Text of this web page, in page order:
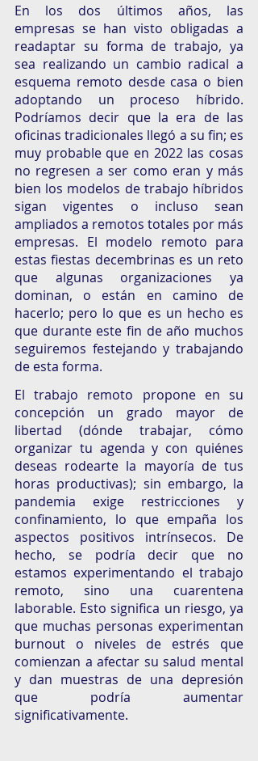
En los dos últimos años, las
empresas se han visto obligadas a
readaptar su forma de trabajo, ya
sea realizando un cambio radical a
esquema remoto desde casa o bien
adoptando un proceso híbrido.
Podríamos decir que la era de las
oficinas tradicionales llegó a su fin; es
muy probable que en 2022 las cosas
no regresen a ser como eran y más
bien los modelos de trabajo híbridos
sigan vigentes o incluso sean
ampliados a remotos totales por más
empresas. El modelo remoto para
estas fiestas decembrinas es un reto
que algunas organizaciones ya
dominan, o están en camino de
hacerlo; pero lo que es un hecho es
que durante este fin de año muchos
seguiremos festejando y trabajando
de esta forma.
El trabajo remoto propone en su
concepción un grado mayor de
libertad (dónde trabajar, cómo
organizar tu agenda y con quiénes
deseas rodearte la mayoría de tus
horas productivas); sin embargo, la
pandemia exige restricciones y
confinamiento, lo que empaña los
aspectos positivos intrínsecos. De
hecho, se podría decir que no
estamos experimentando el trabajo
remoto, sino una cuarentena
laborable. Esto significa un riesgo, ya
que muchas personas experimentan
burnout o niveles de estrés que
comienzan a afectar su salud mental
y dan muestras de una depresión
que podría aumentar
significativamente.